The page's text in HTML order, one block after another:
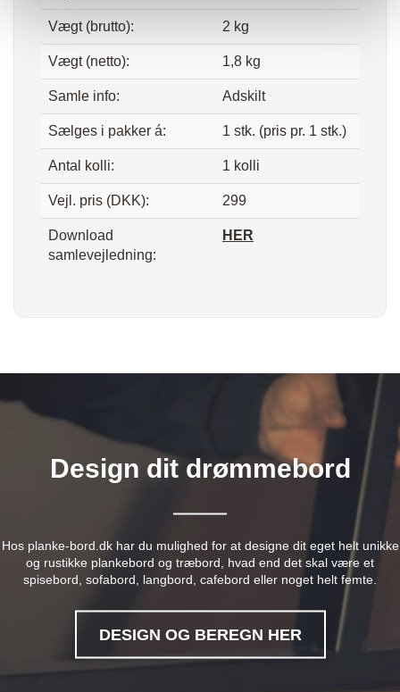
Vægt (brutto): 2 kg
Vægt (netto): 1,8 kg
Samle info: Adskilt
Sælges i pakker á: 1 stk. (pris pr. 1 stk.)
Antal kolli: 1 kolli
Vejl. pris (DKK): 299
Download
samlevejledning:
HER
Design dit drømmebord
Hos planke-bord.dk har du mulighed for at designe dit eget helt unikke
og rustikke plankebord og træbord, hvad end det skal være et
spisebord, sofabord, langbord, cafebord eller noget helt femte.
DESIGN OG BEREGN HER